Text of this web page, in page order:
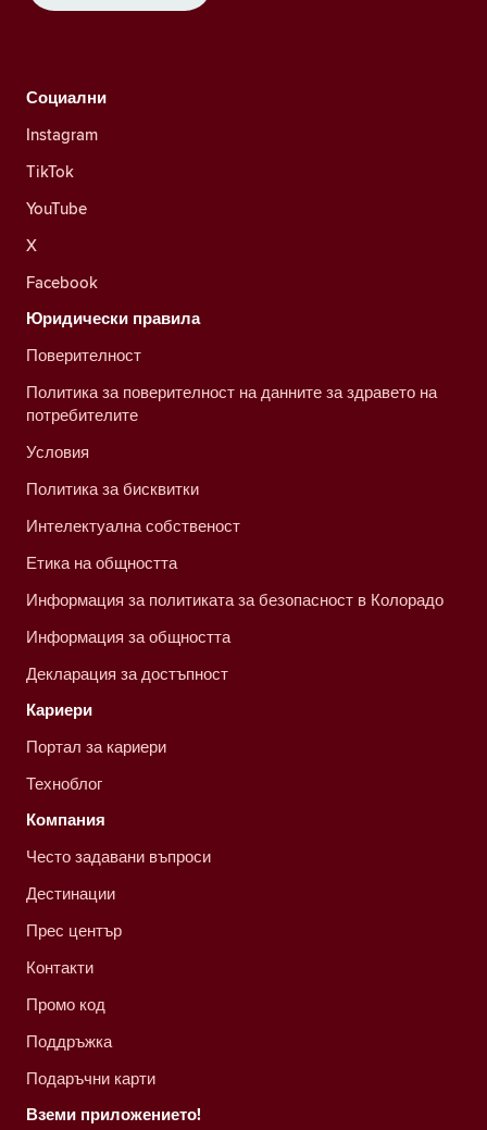
Социални
Instagram
TikTok
YouTube
X
Facebook
Юридически правила
Поверителност
Политика за поверителност на данните за здравето на
потребителите
Условия
Политика за бисквитки
Интелектуална собственост
Етика на общността
Информация за политиката за безопасност в Колорадо
Информация за общността
Декларация за достъпност
Кариери
Портал за кариери
Техноблог
Компания
Често задавани въпроси
Дестинации
Прес център
Контакти
Промо код
Поддръжка
Подаръчни карти
Вземи приложението!